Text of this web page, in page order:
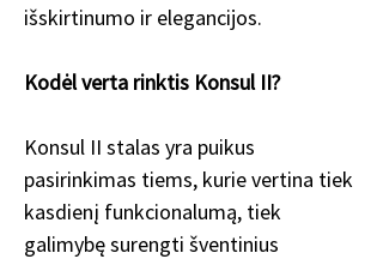
išskirtinumo ir elegancijos.
Kodėl verta rinktis Konsul II?
Konsul II stalas yra puikus
pasirinkimas tiems, kurie vertina tiek
kasdienį funkcionalumą, tiek
galimybę surengti šventinius